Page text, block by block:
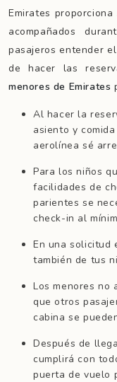
Emirates
acompañados
pasajeros entender
de hacer las
menores de Emirates
Al hacer la
asiento y
aerolínea sé
Para los niños
facilidades de
parientes se
check-in al
En una solicitud
también de tus
Los menores no
que otros
cabina se
Después de
cumplirá con
puerta de vuelo